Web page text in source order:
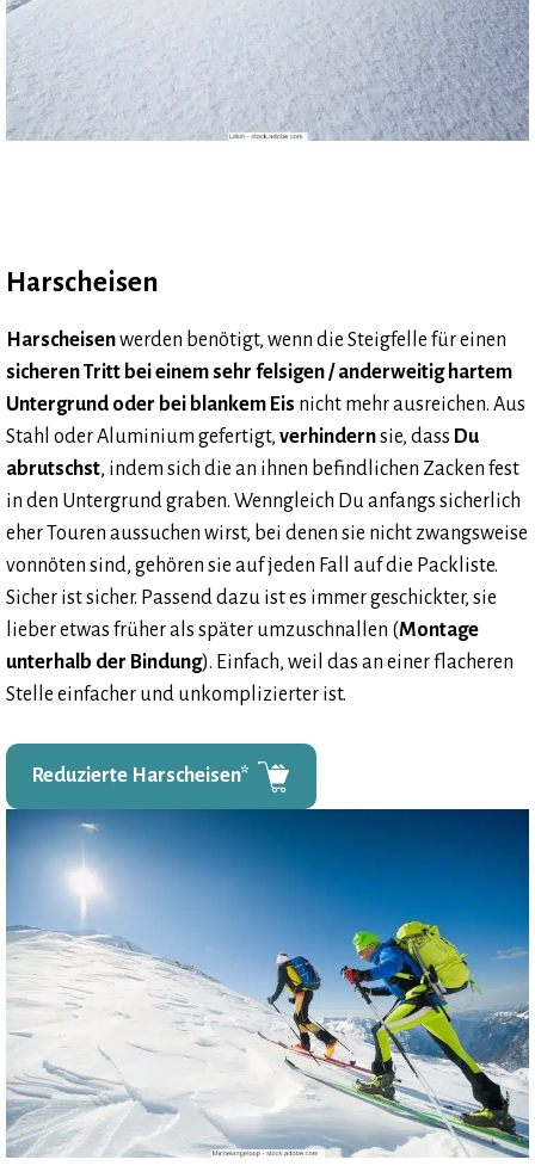
Harscheisen
Harscheisenwerden benötigt, wenn die Steigfelle für einen
sicheren Tritt bei einem sehr felsigen / anderweitig hartem
Untergrund oder bei blankem Eis nicht mehr ausreichen. Aus
Stahl oder Aluminium gefertigt, verhindernsie, dass Du
abrutschst, indem sich die an ihnen befindlichen Zacken fest
in den Untergrund graben. Wenngleich Du anfangs sicherlich
eher Touren aussuchen wirst, bei denen sie nicht zwangsweise
vonnöten sind, gehören sie auf jeden Fall auf die Packliste.
Sicher ist sicher. Passend dazu ist es immer geschickter, sie
lieber etwas früher als später umzuschnallen (Montage
unterhalb der Bindung). Einfach, weil das an einer flacheren
Stelle einfacher und unkomplizierter ist.
Reduzierte Harscheisen*